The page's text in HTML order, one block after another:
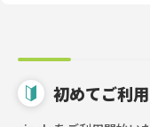
初めてご利